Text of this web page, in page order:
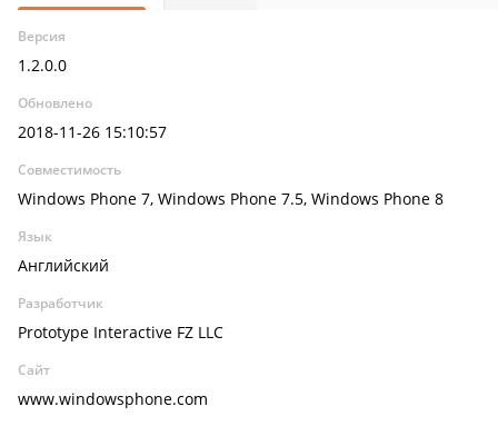
Версия
1.2.0.0
Обновлено
2018-11-26 15:10:57
Совместимость
Windows Phone 7, Windows Phone 7.5, Windows Phone 8
Язык
Английский
Разработчик
Prototype Interactive FZ LLC
Сайт
www.windowsphone.com